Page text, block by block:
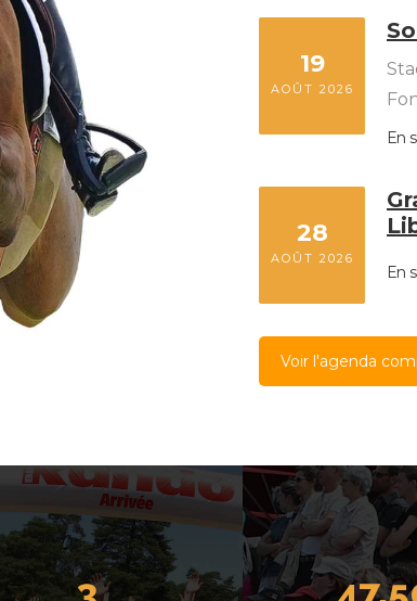
19
AOÛT 2026
En
28
AOÛT 2026
En
Voir l'agenda